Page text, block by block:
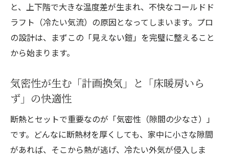
と、上下階で大きな温度差が生まれ、不快なコールドド
ラフト（冷たい気流）の原因となってしまいます。プロ
の設計は、まずこの「見えない鎧」を完璧に整えること
から始まります。
気密性が生む「計画換気」と「床暖房いら
ず」の快適性
断熱とセットで重要なのが「気密性（隙間の少なさ）」
です。どんなに断熱材を厚くしても、家中に小さな隙間
があれば、そこから熱が逃げ、冷たい外気が侵入しま